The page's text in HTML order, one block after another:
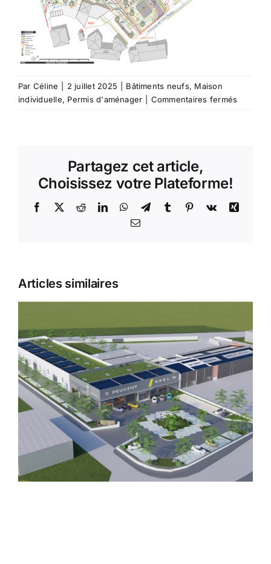
Par Céline 2 juillet 2025 Bâtiments neufs, Maison
individuelle, Permis d'aménager Commentaires ferméssur
–
Partagez cet article,
Choisissez votre Plateforme!
Facebook
X RedditLinkedInWhatsApp
TelegramTumblr Pinterest
Vk
Xing
Email
Articles similaires